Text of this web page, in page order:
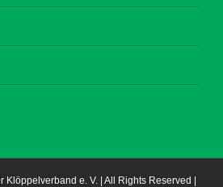
Klöppelverband e. V. | All Rights Reserved |